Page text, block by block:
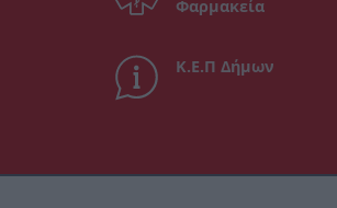
Φαρμακεία
Κ.Ε.Π Δήμων